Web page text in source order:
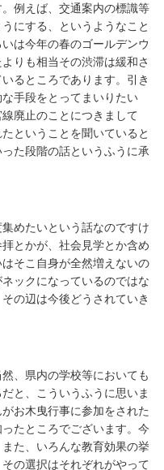
例えば、交通案内の標識等
にする、というようなこと
は今年の春のゴールデンウ
りも相当その渋滞は緩和さ
るところであります。引き
手段をとってまいりたい
廃止のことにつきまして
ということを聞いていると
た段階の話というふうに承
めたいという話なのですけ
とかが、社会見学とか含め
そこ自身が全然増えないの
ックになっているのではな
の辺は今後どうされていき
、県内の学校等においても
と、こういうふうに思いま
お木曳行事に参加をされた
たところでございます。今
た、いろんな教育効果の挙
の選択はそれぞれがやって